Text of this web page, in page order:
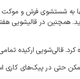
به شستشوی فرش و موکت
. همچنین در قالیشویی
کرد.قالی‌شویی ارکیده
حتی در پیک‌های کاری